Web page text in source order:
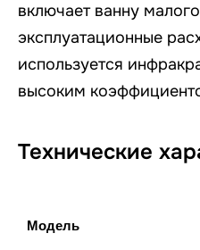
включает ванну
эксплуатационные
используется
высоким
Технические
Модель